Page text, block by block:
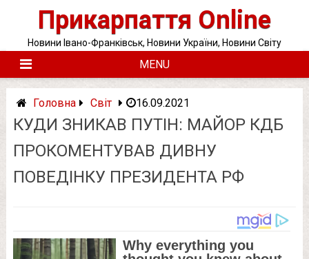
Прикарпаття Online
Новини Івано-Франківськ, Новини України, Новини Світу
MENU
Головна Світ 16.09.2021
КУДИ ЗНИКАВ ПУТІН: МАЙОР КДБ
ПРОКОМЕНТУВАВ ДИВНУ
ПОВЕДІНКУ ПРЕЗИДЕНТА РФ